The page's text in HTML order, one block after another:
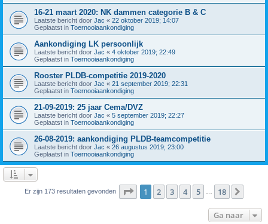
16-21 maart 2020: NK dammen categorie B & C
Laatste bericht door Jac « 22 oktober 2019; 14:07
Geplaatst in Toernooiaankondiging
Aankondiging LK persoonlijk
Laatste bericht door Jac « 4 oktober 2019; 22:49
Geplaatst in Toernooiaankondiging
Rooster PLDB-competitie 2019-2020
Laatste bericht door Jac « 21 september 2019; 22:31
Geplaatst in Toernooiaankondiging
21-09-2019: 25 jaar Cema/DVZ
Laatste bericht door Jac « 5 september 2019; 22:27
Geplaatst in Toernooiaankondiging
26-08-2019: aankondiging PLDB-teamcompetitie
Laatste bericht door Jac « 26 augustus 2019; 23:00
Geplaatst in Toernooiaankondiging
Er zijn 173 resultaten gevonden Pagina van 18
1 2 3 4 5 18
Ga naar